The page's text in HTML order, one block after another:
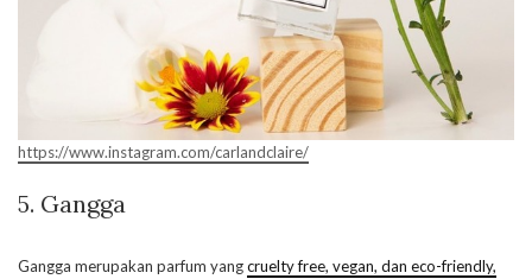
https://www.instagram.com/carlandclaire/
5. Gangga
Gangga merupakan parfum yangcruelty free, vegan, dan eco-friendly,